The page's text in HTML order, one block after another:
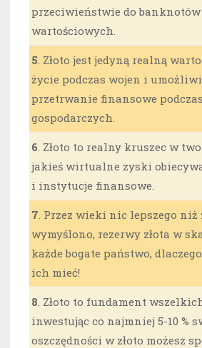
przeciwieństwie do
wartościowych.
5 . Złoto jest jedyną realną
życie podczas wojen i
przetrwanie finansowe
gospodarczych.
6 . Złoto to realny kruszec w
jakieś wirtualne zyski
i instytucje finansowe.
7 . Przez wieki nic lepszego niż
wymyślono, rezerwy złota w
każde bogate państwo,
ich mieć!
8 . Złoto to fundament
inwestując co najmniej 5-10 %
oszczędności w złoto możesz